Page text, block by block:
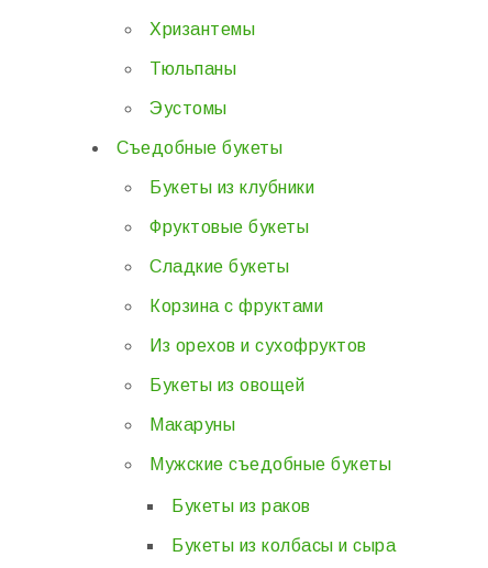
Хризантемы
Тюльпаны
Эустомы
Съедобные букеты
Букеты из клубники
Фруктовые букеты
Сладкие букеты
Корзина с фруктами
Из орехов и сухофруктов
Букеты из овощей
Макаруны
Мужские съедобные букеты
Букеты из раков
Букеты из колбасы и сыра